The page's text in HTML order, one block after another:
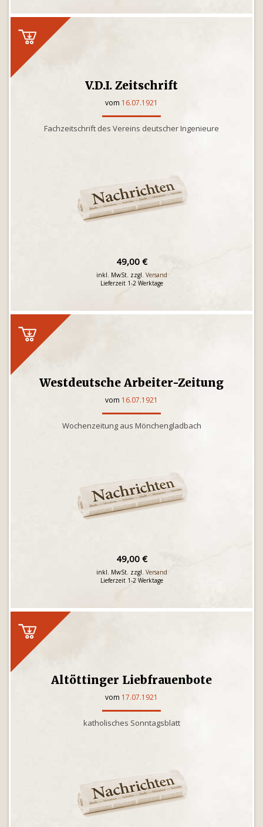
V.D.I. Zeitschrift
vom 16.07.1921
Fachzeitschrift des Vereins deutscher Ingenieure
49,00 €
inkl. MwSt. zzgl. Versand
Lieferzeit 1-2 Werktage
Westdeutsche Arbeiter-Zeitung
vom 16.07.1921
Wochenzeitung aus Mönchengladbach
49,00 €
inkl. MwSt. zzgl. Versand
Lieferzeit 1-2 Werktage
Altöttinger Liebfrauenbote
vom 17.07.1921
katholisches Sonntagsblatt